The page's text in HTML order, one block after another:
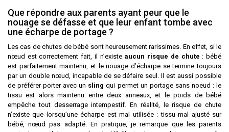
Que répondre aux parents ayant peur que le
nouage se défasse et que leur enfant tombe avec
une écharpe de portage ?
Les cas de chutes de bébé sont heureusement rarissimes. En effet, si le
nœud est correctement fait, il n’existeaucun risque de chute : bébé
est parfaitement maintenu, et le nouage d’écharpe se termine toujours
par un double nœud, incapable de se défaire seul. Il est aussi possible
de préférer porter avec un sling qui permet un portage sans noeud : le
tissu est alors maintenu entre deux anneaux, et le poids de bébé
empêche tout desserrage intempestif. En réalité, le risque de chute
n’existe que lorsqu’une écharpe est mal utilisée : tissu mal ajusté sur
bébé, nœud pas adapté. En pratique, je remarque que les parents